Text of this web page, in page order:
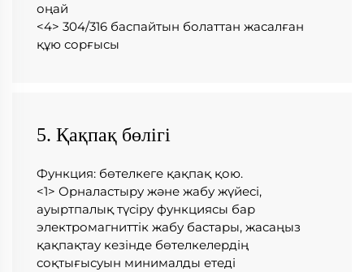
оңай
<4> 304/316 баспайтын болаттан жасалған
құю сорғысы
5. Қақпақ бөлігі
Функция: бөтелкеге қақпақ қою.
<1> Орналастыру және жабу жүйесі,
ауыртпалық түсіру функциясы бар
электромагниттік жабу бастары, жасаңыз
қақпақтау кезінде бөтелкелердің
соқтығысуын минималды етеді